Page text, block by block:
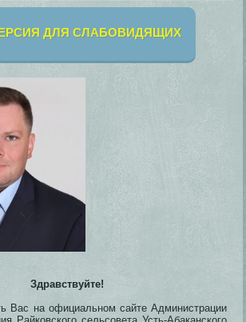
ДЛЯ СЛАБОВИДЯЩИХ
Здравствуйте!
Вас на официальном сайте Администрации